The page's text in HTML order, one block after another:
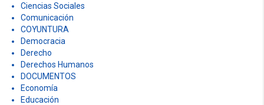
Ciencias Sociales
Comunicación
COYUNTURA
Democracia
Derecho
Derechos Humanos
DOCUMENTOS
Economía
Educación